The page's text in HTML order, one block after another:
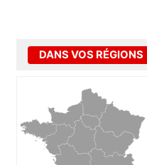
DANS VOS RÉGIONS